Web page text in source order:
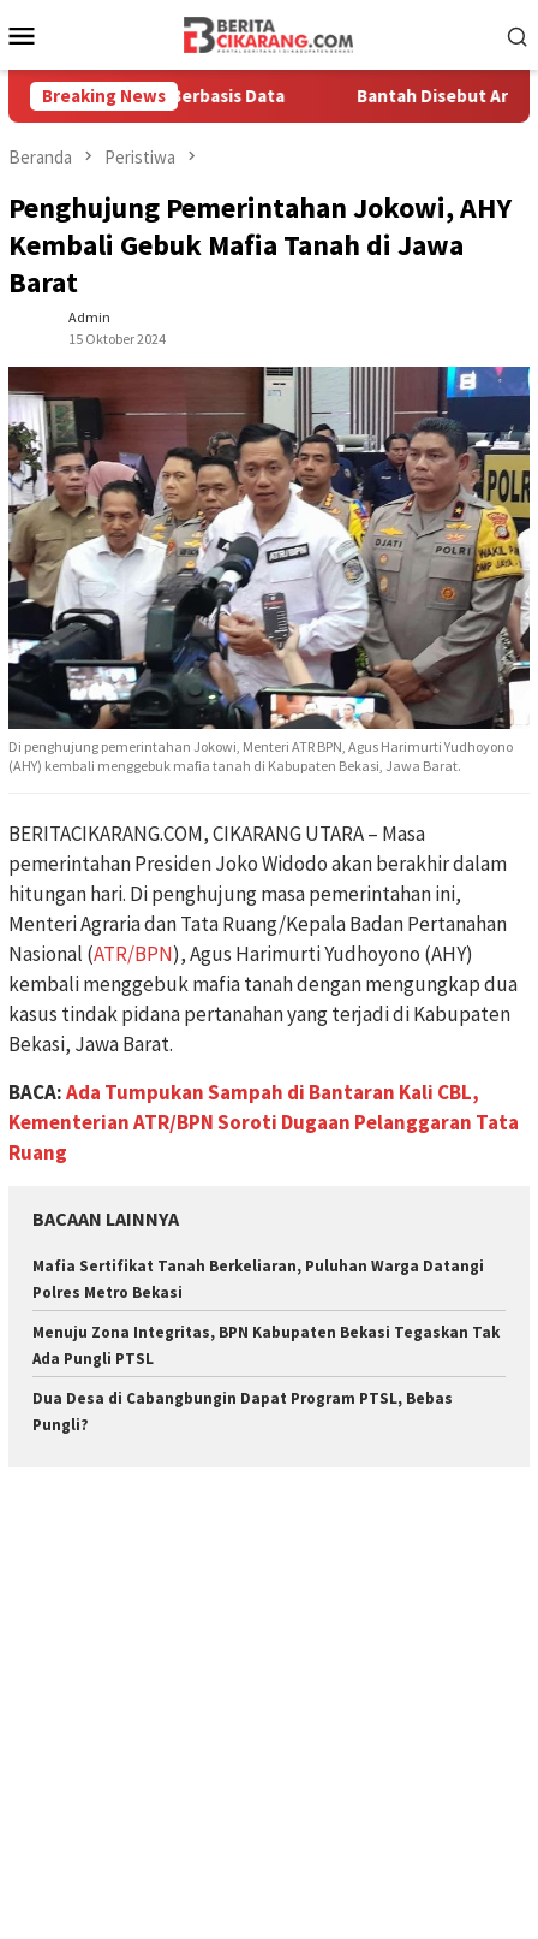
ke
Mobile
Breaking News
Berbasis Data Bantah Disebut Arogan, Kuasa
Beranda Peristiwa
Penghujung Pemerintahan Jokowi, AHY
Kembali Gebuk Mafia Tanah di Jawa
Barat
Admin
15 Oktober 2024
Di penghujung pemerintahan Jokowi, Menteri ATR BPN, Agus Harimurti Yudhoyono
(AHY) kembali menggebuk mafia tanah di Kabupaten Bekasi, Jawa Barat.
BERITACIKARANG.COM, CIKARANG UTARA – Masa
pemerintahan Presiden Joko Widodo akan berakhir dalam
hitungan hari. Di penghujung masa pemerintahan ini,
Menteri Agraria dan Tata Ruang/Kepala Badan Pertanahan
Nasional (ATR/BPN), Agus Harimurti Yudhoyono (AHY)
kembali menggebuk mafia tanah dengan mengungkap dua
kasus tindak pidana pertanahan yang terjadi di Kabupaten
Bekasi, Jawa Barat.
BACA:Ada Tumpukan Sampah di Bantaran Kali CBL,
Kementerian ATR/BPN Soroti Dugaan Pelanggaran Tata
Ruang
BACAAN LAINNYA
Mafia Sertifikat Tanah Berkeliaran, Puluhan Warga Datangi
Polres Metro Bekasi
Menuju Zona Integritas, BPN Kabupaten Bekasi Tegaskan Tak
Ada Pungli PTSL
Dua Desa di Cabangbungin Dapat Program PTSL, Bebas
Pungli?